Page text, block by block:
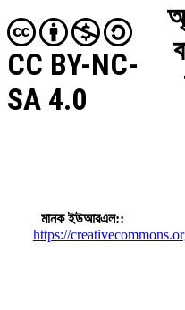
CC BY-NC-
SA 4.0
মানক ইউআরএল:
https://